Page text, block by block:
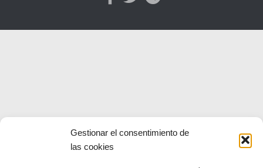
Gestionar el consentimiento de
las cookies